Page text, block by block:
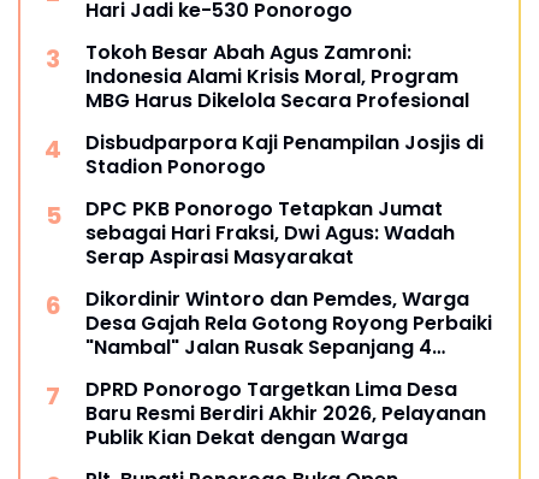
Hari Jadi ke-530 Ponorogo
Tokoh Besar Abah Agus Zamroni:
Indonesia Alami Krisis Moral, Program
MBG Harus Dikelola Secara Profesional
Disbudparpora Kaji Penampilan Josjis di
Stadion Ponorogo
DPC PKB Ponorogo Tetapkan Jumat
sebagai Hari Fraksi, Dwi Agus: Wadah
Serap Aspirasi Masyarakat
Dikordinir Wintoro dan Pemdes, Warga
Desa Gajah Rela Gotong Royong Perbaiki
"Nambal" Jalan Rusak Sepanjang 4
DPRD Ponorogo Targetkan Lima Desa
Baru Resmi Berdiri Akhir 2026, Pelayanan
Publik Kian Dekat dengan Warga